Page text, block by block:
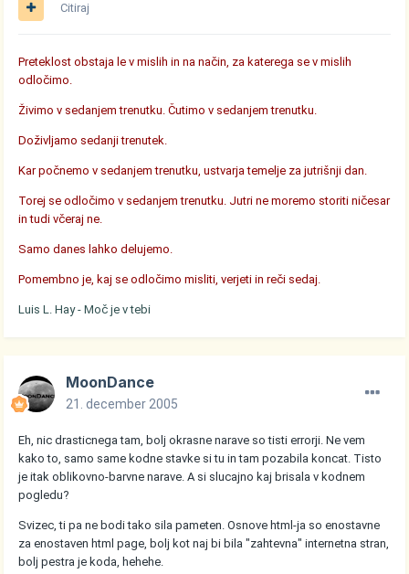
Citiraj
Preteklost obstaja le v mislih in na način, za katerega se v mislih
odločimo.
Živimo v sedanjem trenutku. Čutimo v sedanjem trenutku.
Doživljamo sedanji trenutek.
Kar počnemo v sedanjem trenutku, ustvarja temelje za jutrišnji dan.
Torej se odločimo v sedanjem trenutku. Jutri ne moremo storiti ničesar
in tudi včeraj ne.
Samo danes lahko delujemo.
Pomembno je, kaj se odločimo misliti, verjeti in reči sedaj.
Luis L. Hay - Moč je v tebi
MoonDance
21. december 2005
Eh, nic drasticnega tam, bolj okrasne narave so tisti errorji. Ne vem
kako to, samo same kodne stavke si tu in tam pozabila koncat. Tisto
je itak oblikovno-barvne narave. A si slucajno kaj brisala v kodnem
pogledu?
Svizec, ti pa ne bodi tako sila pameten. Osnove html-ja so enostavne
za enostaven html page, bolj kot naj bi bila "zahtevna" internetna stran,
bolj pestra je koda, hehehe.